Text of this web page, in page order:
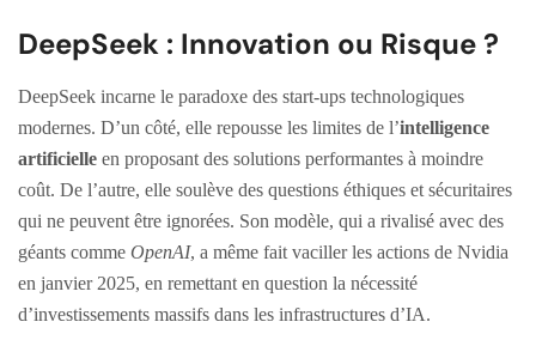
DeepSeek : Innovation ou Risque ?
DeepSeek incarne le paradoxe des start-ups technologiques
modernes. D’un côté, elle repousse les limites de l’intelligence
artificielle en proposant des solutions performantes à moindre
coût. De l’autre, elle soulève des questions éthiques et sécuritaires
qui ne peuvent être ignorées. Son modèle, qui a rivalisé avec des
géants comme OpenAI, a même fait vaciller les actions de Nvidia
en janvier 2025, en remettant en question la nécessité
d’investissements massifs dans les infrastructures d’IA.